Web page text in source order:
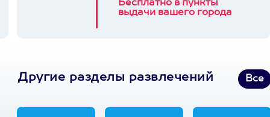
Бесплатно в пункты
выдачи вашего города
Другие разделы развлечений Все